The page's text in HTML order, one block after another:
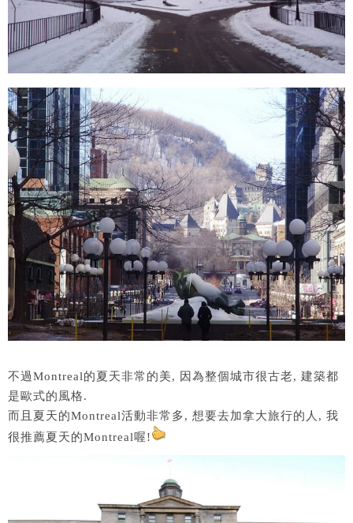
不過Montreal的夏天非常的美, 因為整個城市很古老, 建築都
是歐式的風格.
而且夏天的Montreal活動非常多, 想要去加拿大旅行的人, 我
很推薦夏天的Montreal喔!